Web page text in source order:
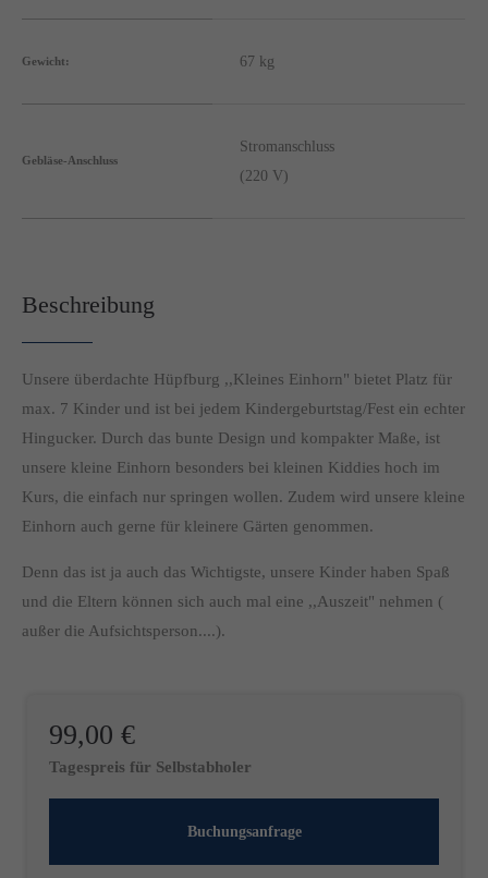
About us
Lorem ipsum dolor sit amet, consectetuer adipiscing elit.
Aenean commodo ligula eget dolor. Aenean massa. Cum
sociis natoque penatibus et magnis dis parturient montes,
nascetur ridiculus mus. Donec quam felis, ultricies nec.
Gewicht: 67 kg
Gebläse-Anschluss
Stromanschluss
(220 V)
Beschreibung
Unsere überdachte Hüpfburg ,,Kleines Einhorn" bietet Platz für
max. 7 Kinder und ist bei jedem Kindergeburtstag/Fest ein echter
Hingucker. Durch das bunte Design und kompakter Maße, ist
unsere kleine Einhorn besonders bei kleinen Kiddies hoch im
Kurs, die einfach nur springen wollen. Zudem wird unsere kleine
Einhorn auch gerne für kleinere Gärten genommen.
Denn das ist ja auch das Wichtigste, unsere Kinder haben Spaß
und die Eltern können sich auch mal eine ,,Auszeit" nehmen (
außer die Aufsichtsperson....).
99,00 €
Tagespreis für Selbstabholer
Buchungsanfrage